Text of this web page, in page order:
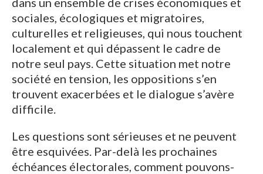
sociales, écologiques et migratoires,
culturelles et religieuses, qui nous touchent
localement et qui dépassent le cadre de
notre seul pays. Cette situation met notre
société en tension, les oppositions s’en
trouvent exacerbées et le dialogue s’avère
difficile.
Les questions sont sérieuses et ne peuvent
être esquivées. Par-delà les prochaines
échéances électorales, comment pouvons-